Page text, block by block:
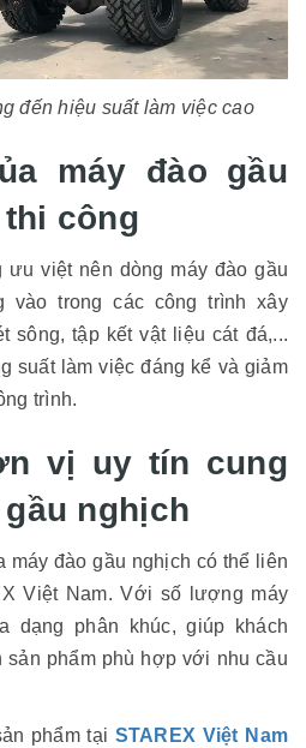
đến hiệu suất làm việc cao
máy đào gầu
công
việt nên dòng máy đào gầu
vào trong các công trình xây
sông, tập kết vật liệu cát đá,...
suất làm việc đáng kể và giảm
trình.
vị uy tín cung
nghịch
máy đào gầu nghịch có thể liên
Việt Nam. Với số lượng máy
dạng phân khúc, giúp khách
sản phẩm phù hợp với nhu cầu
phẩm tại STAREX Việt Nam